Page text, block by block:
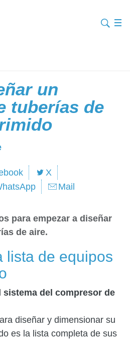
un
tuberías de
X
Mail
para empezar a diseñar
de aire.
lista de equipos
sistema del compresor de
diseñar y dimensionar su
es la lista completa de sus